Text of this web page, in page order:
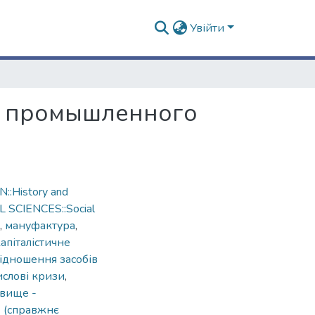
Увійти
промышленного
and
SCIENCES::Social
, мануфактура,
засобів
кризи,
-
(справжнє